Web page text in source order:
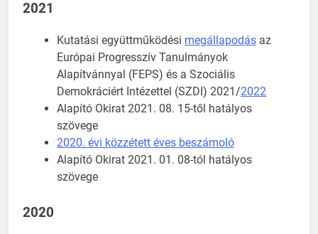
2021
Kutatási együttműködési megállapodás az
Európai Progresszív Tanulmányok
Alapítvánnyal (FEPS) és a Szociális
Demokráciért Intézettel (SZDI) 2021/2022
Alapító Okirat 2021. 08. 15-től hatályos
szövege
2020. évi közzétett éves beszámoló
Alapító Okirat 2021. 01. 08-tól hatályos
szövege
2020